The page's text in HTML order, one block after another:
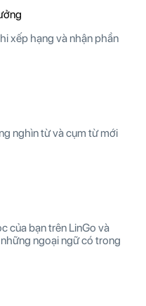
xếp hạng và nhận phần
nghìn từ và cụm từ mới
của bạn trên LinGo và
ngoại ngữ có trong